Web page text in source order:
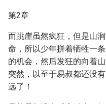
第2章
而跳崖虽然疯狂，但是山
命，所以少年拼着牺牲一
的机会，然后发狂的向着
突然，以至于易叔都还没
远了！